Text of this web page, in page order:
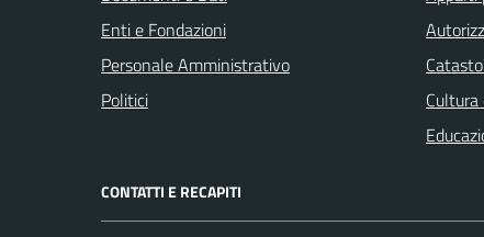
Enti e Fondazioni
Personale Amministrativo
Politici
CONTATTI E RECAPITI